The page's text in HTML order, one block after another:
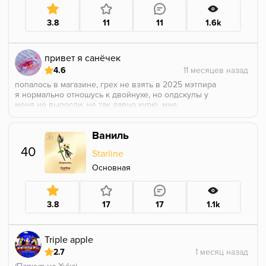
3.8 11 11 1.6k
привет я санёчек
4.6
попалось в магазине, грех не взять в 2025 мэтпира
я нормально отношусь к двойнухе, но олдскулы у
меня не выросли, не так давно курю. мне
анис на переднем плане, лёгкая ванильность,
«ликёрную нотку» не разбираю
40
Ваниль
Starline
Основная
3.8 17 17 1.1k
Triple apple
2.7